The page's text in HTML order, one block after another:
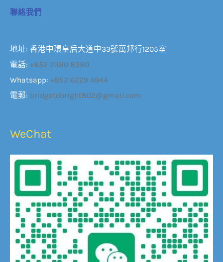
聯絡我們
地址: 香港中環皇后大道中33號萬邦行1205室
電話: +852 2380 8380
Whatsapp: +852 6229 4944
電郵: bridgetobright802@gmail.com
WeChat